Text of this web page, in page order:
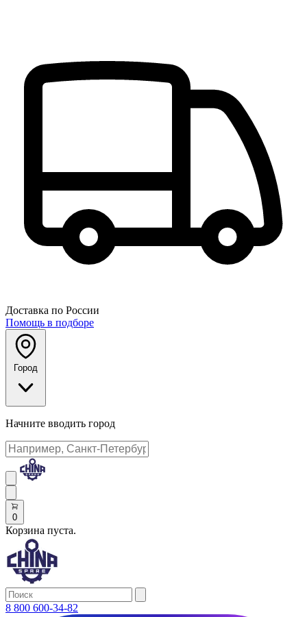
Доставка по России
Помощь в подборе
Город
Начните вводить город
0
Корзина пуста.
8 800 600-34-82